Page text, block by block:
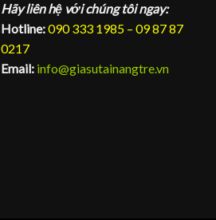
Hãy liên hệ với chúng tôi ngay:
Hotline:090 333 1985 – 09 87 87
0217
Email: info@giasutainangtre.vn